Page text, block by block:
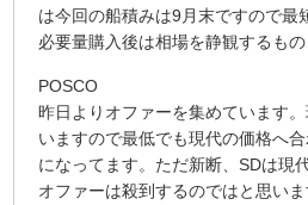
は今回の船積みは9月末ですので最
必要量購入後は相場を静観するも
POSCO
昨日よりオファーを集めています
いますので最低でも現代の価格へ
になってます。ただ新断、SDは現
オファーは殺到するのではと思い